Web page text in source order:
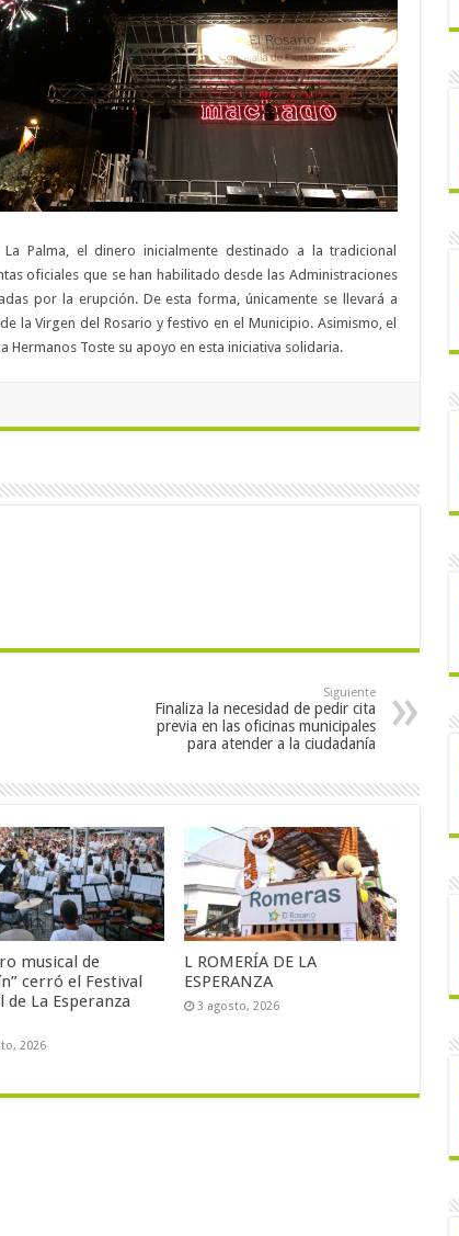
Palma, el dinero inicialmente destinado a la tradicional
oficiales que se han habilitado desde las Administraciones
por la erupción. De esta forma, únicamente se llevará a
la Virgen del Rosario y festivo en el Municipio. Asimismo, el
Toste su apoyo en esta iniciativa solidaria.
Siguiente
Finaliza la necesidad de pedir cita
previa en las oficinas municipales
para atender a la ciudadanía
musical de
cerró el Festival
de La Esperanza
2026
L ROMERÍA DE LA
ESPERANZA
3 agosto, 2026